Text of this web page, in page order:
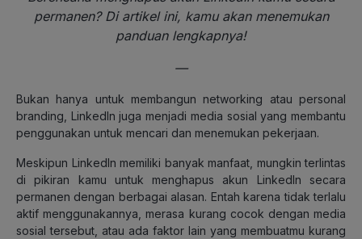
permanen? Di artikel ini, kamu akan menemukan
panduan lengkapnya!
—
Bukan hanya untuk membangun networking atau personal
branding, LinkedIn juga menjadi media sosial yang membantu
penggunakan untuk mencari dan menemukan pekerjaan.
Meskipun LinkedIn memiliki banyak manfaat, mungkin terlintas
di pikiran kamu untuk menghapus akun LinkedIn secara
permanen dengan berbagai alasan. Entah karena tidak terlalu
aktif menggunakannya, merasa kurang cocok dengan media
sosial tersebut, atau ada faktor lain yang membuatmu kurang